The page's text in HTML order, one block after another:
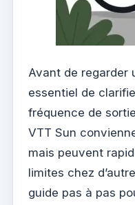
Avant de regarder
essentiel de
fréquence de
VTT Sun
mais peuvent
limites chez
guide pas à pas